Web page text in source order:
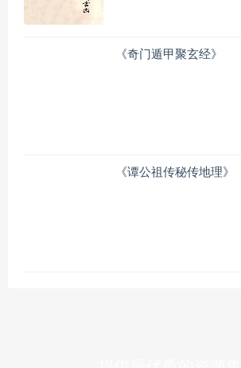
《奇门遁甲聚玄经》
《谭公祖传秘传地理》